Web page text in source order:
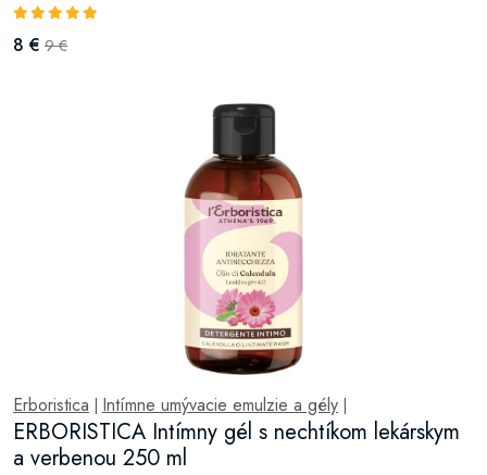
8 € 9 €
Erboristica Intímne umývacie emulzie a gély
ERBORISTICA Intímny gél s nechtíkom lekárskym
a verbenou 250 ml